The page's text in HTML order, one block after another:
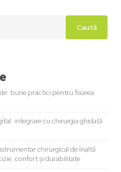
Caută
bune practici pentru fixarea
integrare cu chirurgia ghidată
chirurgical de înaltă
confort și durabilitate